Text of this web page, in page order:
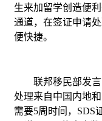
生来加留学创造便
通道，在签证申请
便快捷。
联邦移民部发言人
处理来自中国内地
需要5周时间，SDS